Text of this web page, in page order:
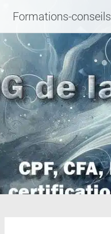
Formations-conseils